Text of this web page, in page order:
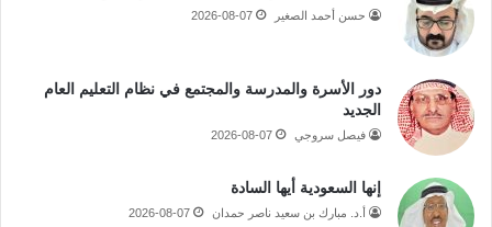
حسن أحمد الصغير 2026-08-07
دور الأسرة والمدرسة والمجتمع في نظام التعليم العام
الجديد
فيصل سروجي 2026-08-07
إنها السعودية أيها السادة
أ.د. مبارك بن سعيد ناصر حمدان 2026-08-07